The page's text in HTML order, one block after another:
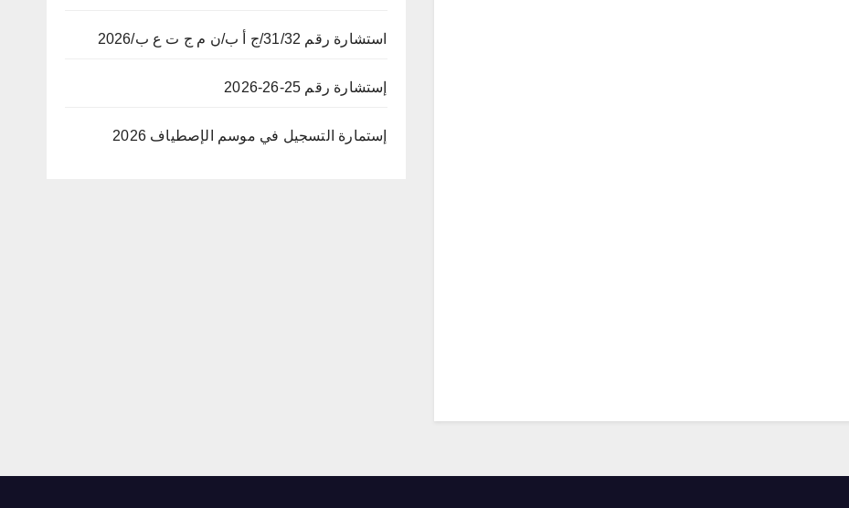
استشارة رقم 31/32/ج أ ب/ن م ج ت ع ب/2026
إستشارة رقم 25-26-2026
إستمارة التسجيل في موسم الإصطياف 2026